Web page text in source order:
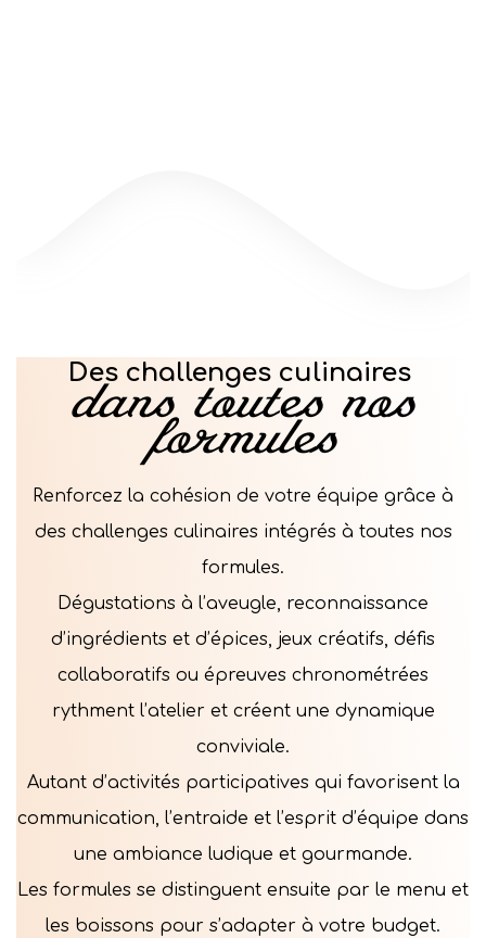
Des challenges culinaires
dans toutes nos
formules
Renforcez la cohésion de votre équipe grâce à
des challenges culinaires intégrés à toutes nos
formules.
Dégustations à l’aveugle, reconnaissance
d’ingrédients et d’épices, jeux créatifs, défis
collaboratifs ou épreuves chronométrées
rythment l’atelier et créent une dynamique
conviviale.
Autant d’activités participatives qui favorisent la
communication, l’entraide et l’esprit d’équipe dans
une ambiance ludique et gourmande.
Les formules se distinguent ensuite par le menu et
les boissons pour s’adapter à votre budget.